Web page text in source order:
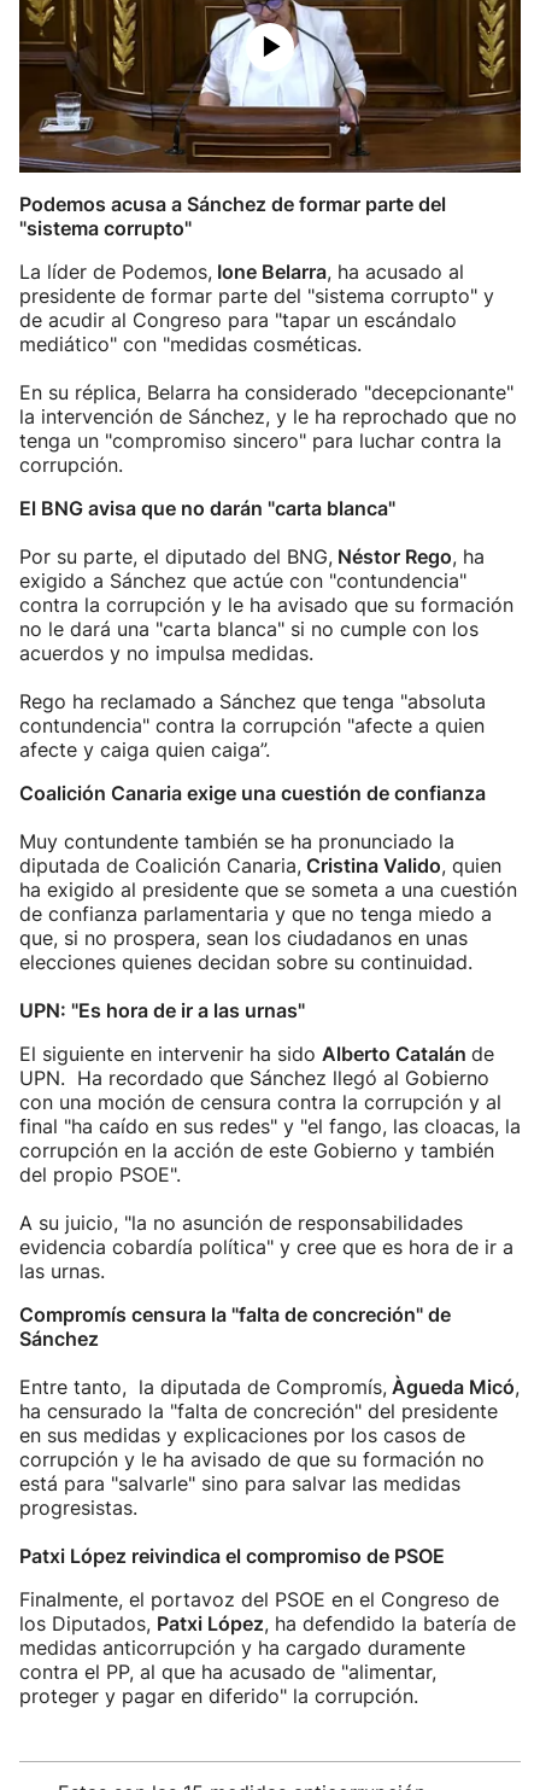
Podemos acusa a Sánchez de formar parte del
"sistema corrupto"
La líder de Podemos, Ione Belarra, ha acusado al
presidente de formar parte del "sistema corrupto" y
de acudir al Congreso para "tapar un escándalo
mediático" con "medidas cosméticas.
En su réplica, Belarra ha considerado "decepcionante"
la intervención de Sánchez, y le ha reprochado que no
tenga un "compromiso sincero" para luchar contra la
corrupción.
El BNG avisa que no darán "carta blanca"
Por su parte, el diputado del BNG, Néstor Rego, ha
exigido a Sánchez que actúe con "contundencia"
contra la corrupción y le ha avisado que su formación
no le dará una "carta blanca" si no cumple con los
acuerdos y no impulsa medidas.
Rego ha reclamado a Sánchez que tenga "absoluta
contundencia" contra la corrupción "afecte a quien
afecte y caiga quien caiga”.
Coalición Canaria exige una cuestión de confianza
Muy contundente también se ha pronunciado la
diputada de Coalición Canaria, Cristina Valido, quien
ha exigido al presidente que se someta a una cuestión
de confianza parlamentaria y que no tenga miedo a
que, si no prospera, sean los ciudadanos en unas
elecciones quienes decidan sobre su continuidad.
UPN: "Es hora de ir a las urnas"
El siguiente en intervenir ha sido Alberto Catalán de
UPN. Ha recordado que Sánchez llegó al Gobierno
con una moción de censura contra la corrupción y al
final "ha caído en sus redes" y "el fango, las cloacas, la
corrupción en la acción de este Gobierno y también
del propio PSOE".
A su juicio, "la no asunción de responsabilidades
evidencia cobardía política" y cree que es hora de ir a
las urnas.
Compromís censura la "falta de concreción" de
Sánchez
Entre tanto, la diputada de Compromís, Àgueda Micó,
ha censurado la "falta de concreción" del presidente
en sus medidas y explicaciones por los casos de
corrupción y le ha avisado de que su formación no
está para "salvarle" sino para salvar las medidas
progresistas.
Patxi López reivindica el compromiso de PSOE
Finalmente, el portavoz del PSOE en el Congreso de
los Diputados, Patxi López, ha defendido la batería de
medidas anticorrupción y ha cargado duramente
contra el PP, al que ha acusado de "alimentar,
proteger y pagar en diferido" la corrupción.